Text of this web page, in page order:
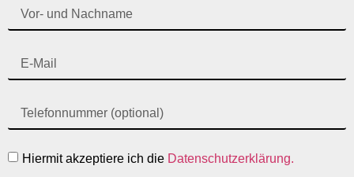
Hiermit akzeptiere ich die Datenschutzerklärung.